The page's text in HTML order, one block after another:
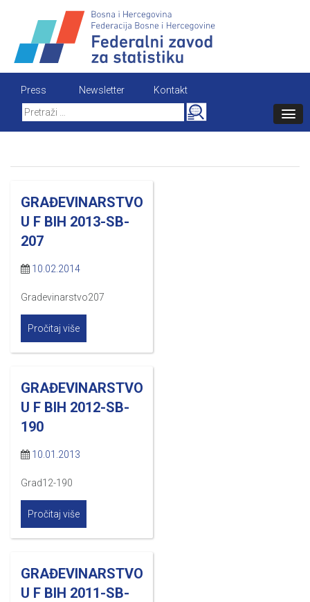
content
Press Newsletter
Kontakt
Search
for:
GRAĐEVINARSTVO
U F BIH 2013-SB-
207
10.02.2014
Gradevinarstvo207
Pročitaj više
GRAĐEVINARSTVO
U F BIH 2012-SB-
190
10.01.2013
Grad12-190
Pročitaj više
GRAĐEVINARSTVO
U F BIH 2011-SB-